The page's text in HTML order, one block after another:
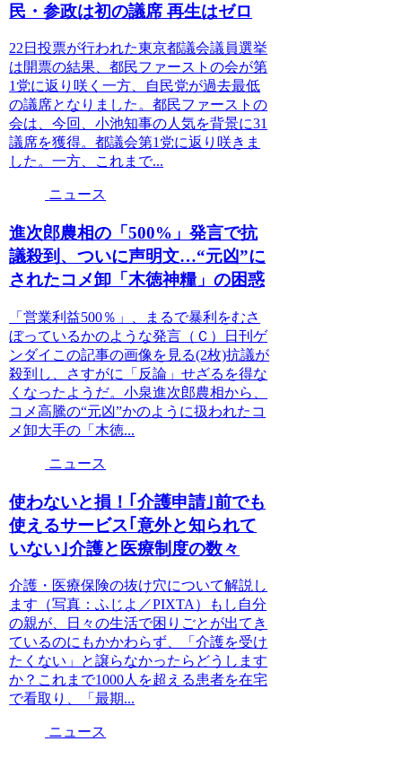
民・参政は初の議席 再生はゼロ
22日投票が行われた東京都議会議員選挙
は開票の結果、都民ファーストの会が第
1党に返り咲く一方、自民党が過去最低
の議席となりました。都民ファーストの
会は、今回、小池知事の人気を背景に31
議席を獲得。都議会第1党に返り咲きま
した。一方、これまで...
ニュース
進次郎農相の「500%」発言で抗
議殺到、ついに声明文…“元凶”に
されたコメ卸「木徳神糧」の困惑
「営業利益500％」、まるで暴利をむさ
ぼっているかのような発言（Ｃ）日刊ゲ
ンダイこの記事の画像を見る(2枚)抗議が
殺到し、さすがに「反論」せざるを得な
くなったようだ。小泉進次郎農相から、
コメ高騰の“元凶”かのように扱われたコ
メ卸大手の「木徳...
ニュース
使わないと損！｢介護申請｣前でも
使えるサービス｢意外と知られて
いない｣介護と医療制度の数々
介護・医療保険の抜け穴について解説し
ます（写真：ふじよ／PIXTA）もし自分
の親が、日々の生活で困りごとが出てき
ているのにもかかわらず、「介護を受け
たくない」と譲らなかったらどうします
か？これまで1000人を超える患者を在宅
で看取り、「最期...
ニュース